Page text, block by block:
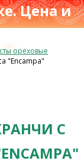
Цена и
ореховые
"Encampa"
С